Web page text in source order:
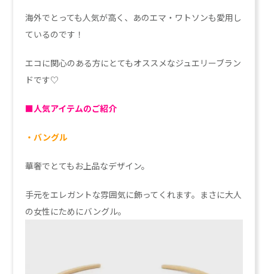
海外でとっても人気が高く、あのエマ・ワトソンも愛用し
ているのです！
エコに関心のある方にとてもオススメなジュエリーブラン
ドです♡
■人気アイテムのご紹介
・バングル
華奢でとてもお上品なデザイン。
手元をエレガントな雰囲気に飾ってくれます。まさに大人
の女性にためにバングル。